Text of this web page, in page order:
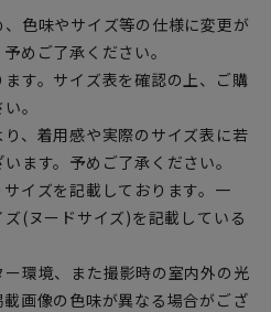
色味やサイズ等の仕様に変更が
めご了承ください。
す。サイズ表を確認の上、ご購
。
、着用感や実際のサイズ表に若
ます。予めご了承ください。
イズを記載しております。一
(ヌードサイズ)を記載している
環境、また撮影時の室内外の光
画像の色味が異なる場合がござ